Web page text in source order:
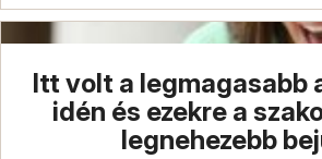
Itt volt a legmagasabb
idén és ezekre a
legnehezebb